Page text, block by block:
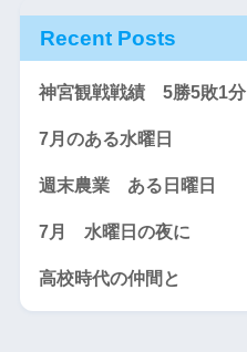
Recent Posts
神宮観戦戦績 5勝5敗1分
7月のある水曜日
週末農業 ある日曜日
7月 水曜日の夜に
高校時代の仲間と